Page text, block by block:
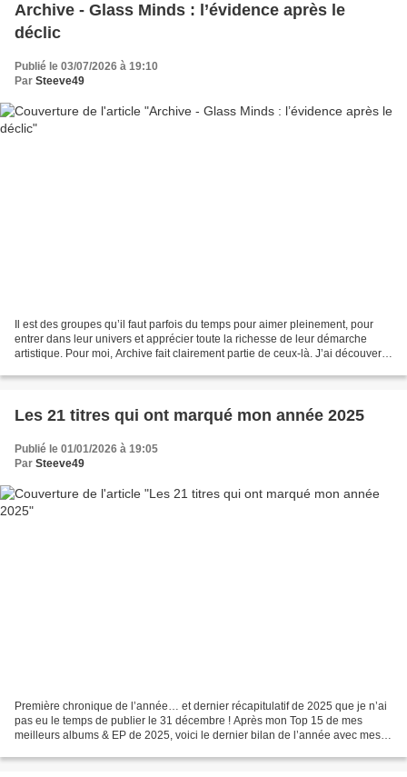
Archive - Glass Minds : l’évidence après le
déclic
Publié le 03/07/2026 à 19:10
Par Steeve49
Il est des groupes qu’il faut parfois du temps pour aimer pleinement, pour
entrer dans leur univers et apprécier toute la richesse de leur démarche
artistique. Pour moi, Archive fait clairement partie de ceux-là. J’ai découvert
Les 21 titres qui ont marqué mon année 2025
Publié le 01/01/2026 à 19:05
Par Steeve49
Première chronique de l’année… et dernier récapitulatif de 2025 que je n’ai
pas eu le temps de publier le 31 décembre ! Après mon Top 15 de mes
meilleurs albums & EP de 2025, voici le dernier bilan de l’année avec mes